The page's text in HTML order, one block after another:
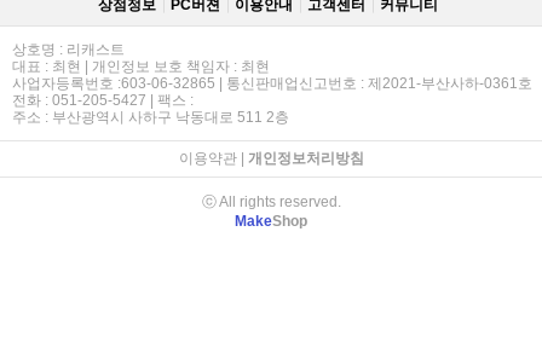
상점정보 PC버젼 이용안내 고객센터 커뮤니티
상호명 : 리캐스트
대표 : 최현 | 개인정보 보호 책임자 : 최현
사업자등록번호 :603-06-32865 | 통신판매업신고번호 : 제2021-부산사하-0361호
전화 : 051-205-5427 | 팩스 :
주소 : 부산광역시 사하구 낙동대로 511 2층
이용약관| 개인정보처리방침
ⓒ All rights reserved.
MakeShop